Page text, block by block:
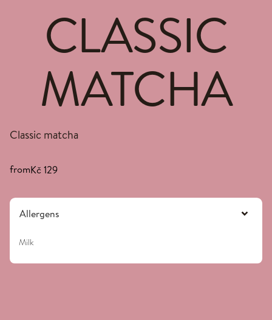
CLASSIC
MATCHA
Classic matcha
fromKč 129
Allergens
Milk